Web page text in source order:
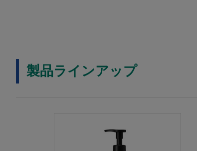
製品ラインアップ